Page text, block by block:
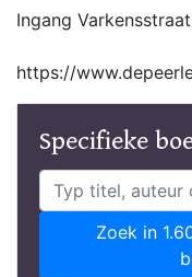
Ingang
https://
Specifieke
Zoek in